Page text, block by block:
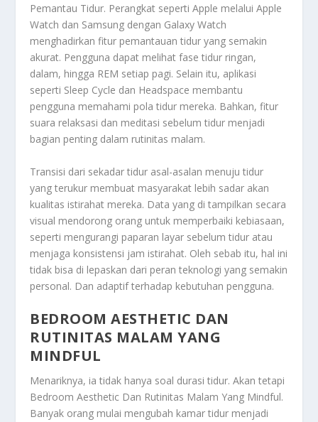
Pemantau Tidur. Perangkat seperti Apple melalui Apple
Watch dan Samsung dengan Galaxy Watch
menghadirkan fitur pemantauan tidur yang semakin
akurat. Pengguna dapat melihat fase tidur ringan,
dalam, hingga REM setiap pagi. Selain itu, aplikasi
seperti Sleep Cycle dan Headspace membantu
pengguna memahami pola tidur mereka. Bahkan, fitur
suara relaksasi dan meditasi sebelum tidur menjadi
bagian penting dalam rutinitas malam.
Transisi dari sekadar tidur asal-asalan menuju tidur
yang terukur membuat masyarakat lebih sadar akan
kualitas istirahat mereka. Data yang di tampilkan secara
visual mendorong orang untuk memperbaiki kebiasaan,
seperti mengurangi paparan layar sebelum tidur atau
menjaga konsistensi jam istirahat. Oleh sebab itu, hal ini
tidak bisa di lepaskan dari peran teknologi yang semakin
personal. Dan adaptif terhadap kebutuhan pengguna.
BEDROOM AESTHETIC DAN
RUTINITAS MALAM YANG
MINDFUL
Menariknya, ia tidak hanya soal durasi tidur. Akan tetapi
Bedroom Aesthetic Dan Rutinitas Malam Yang Mindful.
Banyak orang mulai mengubah kamar tidur menjadi